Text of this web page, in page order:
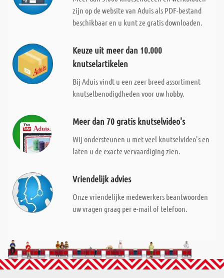
zijn op de website van Aduis als PDF-bestand
beschikbaar en u kunt ze gratis downloaden.
Keuze uit meer dan 10.000
knutselartikelen
Bij Aduis vindt u een zeer breed assortiment
knutselbenodigdheden voor uw hobby.
Meer dan 70 gratis knutselvideo's
Wij ondersteunen u met veel knutselvideo's en
laten u de exacte vervaardiging zien.
Vriendelijk advies
Onze vriendelijke medewerkers beantwoorden
uw vragen graag per e-mail of telefoon.